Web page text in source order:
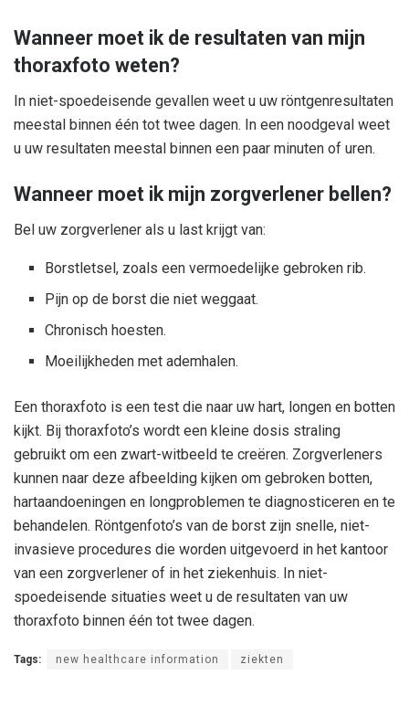
Wanneer moet ik de resultaten van mijn
thoraxfoto weten?
In niet-spoedeisende gevallen weet u uw röntgenresultaten
meestal binnen één tot twee dagen. In een noodgeval weet
u uw resultaten meestal binnen een paar minuten of uren.
Wanneer moet ik mijn zorgverlener bellen?
Bel uw zorgverlener als u last krijgt van:
Borstletsel, zoals een vermoedelijke gebroken rib.
Pijn op de borst die niet weggaat.
Chronisch hoesten.
Moeilijkheden met ademhalen.
Een thoraxfoto is een test die naar uw hart, longen en botten
kijkt. Bij thoraxfoto’s wordt een kleine dosis straling
gebruikt om een ​​zwart-witbeeld te creëren. Zorgverleners
kunnen naar deze afbeelding kijken om gebroken botten,
hartaandoeningen en longproblemen te diagnosticeren en te
behandelen. Röntgenfoto’s van de borst zijn snelle, niet-
invasieve procedures die worden uitgevoerd in het kantoor
van een zorgverlener of in het ziekenhuis. In niet-
spoedeisende situaties weet u de resultaten van uw
thoraxfoto binnen één tot twee dagen.
Tags: new healthcare information ziekten